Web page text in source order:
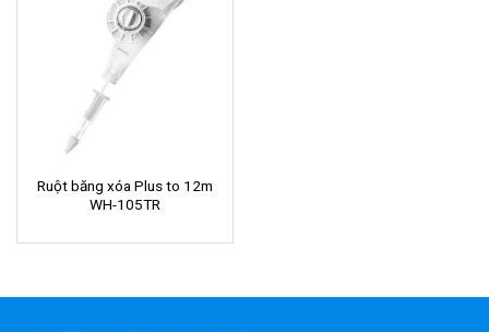
Ruột băng xóa Plus to 12m
WH-105TR